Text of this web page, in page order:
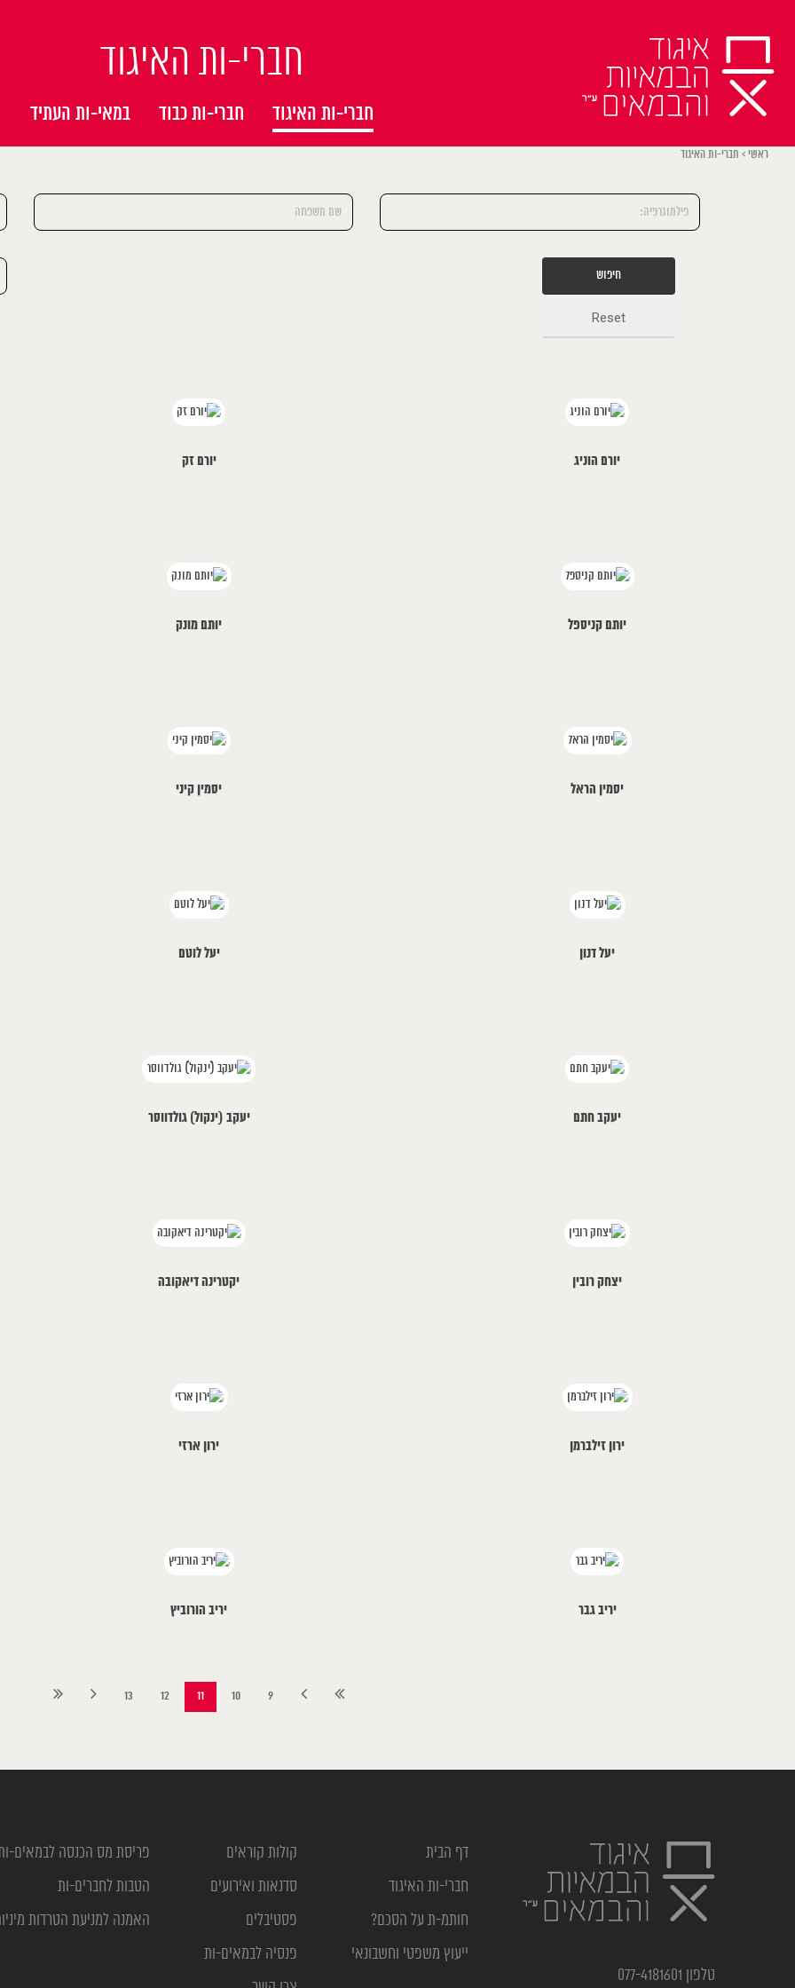
חברי-ות האיגוד
חברי-ות האיגוד חברי-ות כבוד במאי-ות העתיד
ראשי > חברי-ות האיגוד
חיפוש
Reset
יורם הוניג יורם זק
יותם קניספל יותם מונק
יסמין הראל יסמין קיני
יעל דנון יעל לוטם
יעקב חתם יעקב (ינקול) גולדווסר
יצחק רובין יקטרינה דיאקובה
ירון זילברמן ירון ארזי
יריב גבר יריב הורוביץ
9
10
11
12
13
טלפון 077-4181601
דף הבית
חברי-ות האיגוד
חותמ-ת על הסכם?
ייעוץ משפטי וחשבונאי
קולות קוראים
סדנאות ואירועים
פסטיבלים
פנסיה לבמאים-ות
פריסת מס הכנסה לבמאים-
הטבות לחברים-ות
האמנה למניעת הטרדות